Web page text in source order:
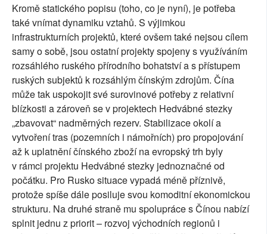
Kromě statického popisu (toho, co je nyní), je potřeba
také vnímat dynamiku vztahů. S výjimkou
infrastrukturních projektů, které ovšem také nejsou cílem
samy o sobě, jsou ostatní projekty spojeny s využíváním
rozsáhlého ruského přírodního bohatství a s přístupem
ruských subjektů k rozsáhlým čínským zdrojům. Čína
může tak uspokojit své surovinové potřeby z relativní
blízkosti a zároveň se v projektech Hedvábné stezky
„zbavovat“ nadměrných rezerv. Stabilizace okolí a
vytvoření tras (pozemních i námořních) pro propojování
až k uplatnění čínského zboží na evropský trh byly
v rámci projektu Hedvábné stezky jednoznačné od
počátku. Pro Rusko situace vypadá méně příznivě,
protože spíše dále posiluje svou komoditní ekonomickou
strukturu. Na druhé straně mu spolupráce s Čínou nabízí
splnit jednu z priorit – rozvoj východních regionů i